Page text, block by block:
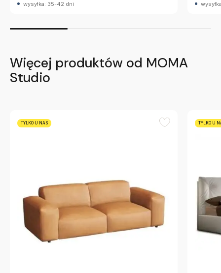
wysyłka: 35-42 dni
Więcej produktów od MOMA
Studio
TYLKO U NAS TYLKO U